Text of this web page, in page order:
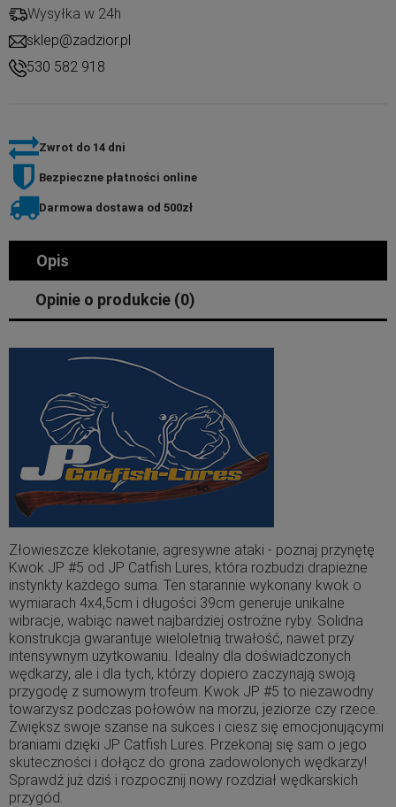
Wysyłka w 24h
sklep@zadzior.pl
530 582 918
Zwrot do 14 dni
Bezpieczne płatności online
Darmowa dostawa od 500zł
Opis
Opinie o produkcie (0)
Złowieszcze klekotanie, agresywne ataki - poznaj przynętę
Kwok JP #5 od JP Catfish Lures, która rozbudzi drapieżne
instynkty każdego suma. Ten starannie wykonany kwok o
wymiarach 4x4,5cm i długości 39cm generuje unikalne
wibracje, wabiąc nawet najbardziej ostrożne ryby. Solidna
konstrukcja gwarantuje wieloletnią trwałość, nawet przy
intensywnym użytkowaniu. Idealny dla doświadczonych
wędkarzy, ale i dla tych, którzy dopiero zaczynają swoją
przygodę z sumowym trofeum. Kwok JP #5 to niezawodny
towarzysz podczas połowów na morzu, jeziorze czy rzece.
Zwiększ swoje szanse na sukces i ciesz się emocjonującymi
braniami dzięki JP Catfish Lures. Przekonaj się sam o jego
skuteczności i dołącz do grona zadowolonych wędkarzy!
Sprawdź już dziś i rozpocznij nowy rozdział wędkarskich
przygód.